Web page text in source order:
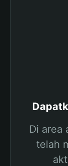
Di area
telah